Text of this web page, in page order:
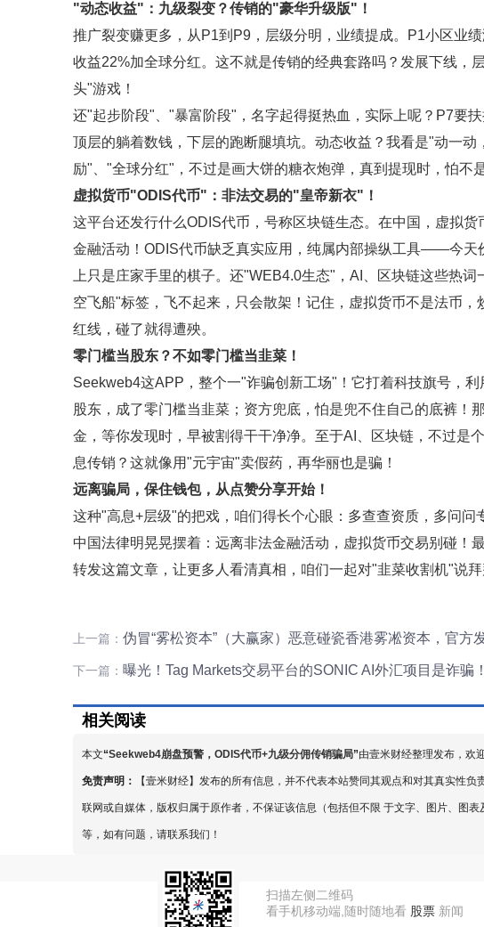
"动态收益"：九级裂变？传销的"豪华升级版"！
推广裂变赚更多，从P1到P9，层级分明，业绩提成。P1小区业
收益22%加全球分红。这不就是传销的经典套路吗？发展下线
头"游戏！
还"起步阶段"、"暴富阶段"，名字起得挺热血，实际上呢？P7要
顶层的躺着数钱，下层的跑断腿填坑。动态收益？我看是"动一
励"、"全球分红"，不过是画大饼的糖衣炮弹，真到提现时，怕不
虚拟货币"ODIS代币"：非法交易的"皇帝新衣"！
这平台还发行什么ODIS代币，号称区块链生态。在中国，虚拟
金融活动！ODIS代币缺乏真实应用，纯属内部操纵工具——今天
上只是庄家手里的棋子。还"WEB4.0生态"，AI、区块链这些热
空飞船"标签，飞不起来，只会散架！记住，虚拟货币不是法币
红线，碰了就得遭殃。
零门槛当股东？不如零门槛当韭菜！
Seekweb4这APP，整个一"诈骗创新工场"！它打着科技旗号，
股东，成了零门槛当韭菜；资方兜底，怕是兜不住自己的底裤！
金，等你发现时，早被割得干干净净。至于AI、区块链，不过是
息传销？这就像用"元宇宙"卖假药，再华丽也是骗！
远离骗局，保住钱包，从点赞分享开始！
这种"高息+层级"的把戏，咱们得长个心眼：多查查资质，多问问
中国法律明晃晃摆着：远离非法金融活动，虚拟货币交易别碰
转发这篇文章，让更多人看清真相，咱们一起对"韭菜收割机"说拜
上一篇： 伪冒“雾松资本”（大赢家）恶意碰瓷香港雾凇资本，官方
下一篇： 曝光！Tag Markets交易平台的SONIC AI外汇项目是诈骗！
相关阅读
本文“Seekweb4崩盘预警，ODIS代币+九级分佣传销骗局”由壹米财经整理发布，欢
免责声明： 【壹米财经】发布的所有信息，并不代表本站赞同其观点和对其真实性
联网或自媒体，版权归属于原作者，不保证该信息（包括但不限 于文字、图片、图
等，如有问题，请联系我们！
扫描左侧二维码
看手机移动端,随时随地看 股票 新闻